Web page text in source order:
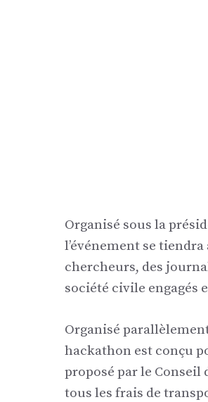
Organisé sous la
l’événement se
chercheurs, des
société civile engagés
Organisé
hackathon est conçu
proposé par le
tous les frais de